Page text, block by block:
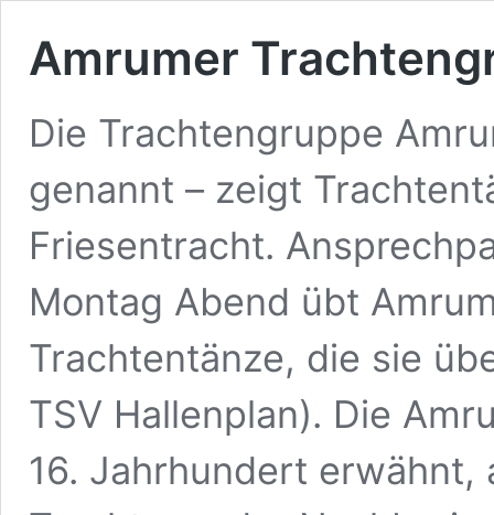
Amrumer
Die Trachtengruppe
genannt – zeigt
Friesentracht.
Montag Abend übt
Trachtentänze, die sie
TSV Hallenplan). Die
16. Jahrhundert erwähnt,